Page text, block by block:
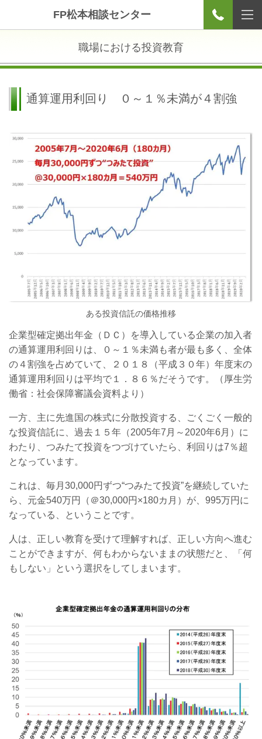
FP松本相談センター
職場における投資教育
通算運用利回り ０～１％未満が４割強
ある投資信託の価格推移
企業型確定拠出年金（ＤＣ）を導入している企業の加入者
の通算運用利回りは、０～１％未満も者が最も多く、全体
の４割強を占めていて、２０１８（平成３０年）年度末の
通算運用利回りは平均で１．８６％だそうです。（厚生労
働省：社会保障審議会資料より）
一方、主に先進国の株式に分散投資する、ごくごく一般的
な投資信託に、過去１５年（2005年7月～2020年6月）に
わたり、つみたて投資をつづけていたら、利回りは7％超
となっています。
これは、毎月30,000円ずつ“つみたて投資”を継続していた
ら、元金540万円（＠30,000円×180カ月）が、995万円に
なっている、ということです。
人は、正しい教育を受けて理解すれば、正しい方向へ進む
ことができますが、何もわからないままの状態だと、「何
もしない」という選択をしてしまいます。